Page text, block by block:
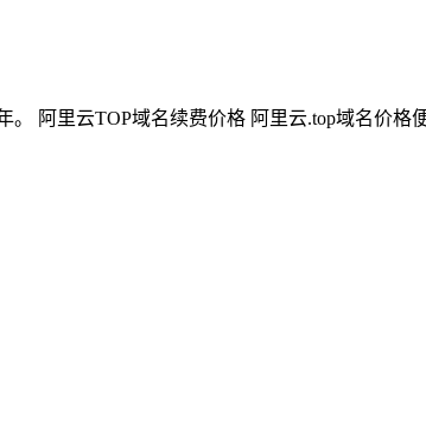
阿里云TOP域名续费价格 阿里云.top域名价